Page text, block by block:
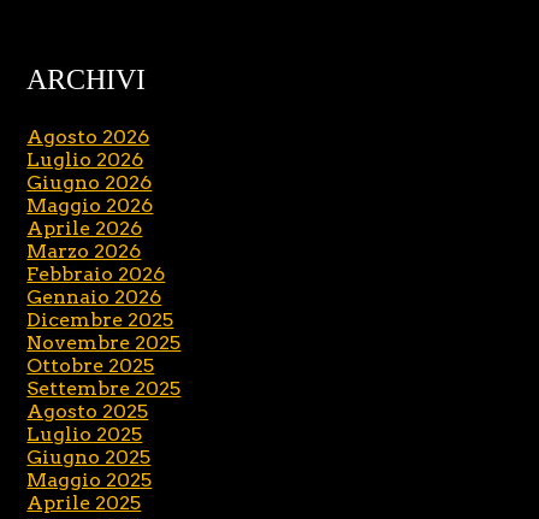
ARCHIVI
Agosto 2026
Luglio 2026
Giugno 2026
Maggio 2026
Aprile 2026
Marzo 2026
Febbraio 2026
Gennaio 2026
Dicembre 2025
Novembre 2025
Ottobre 2025
Settembre 2025
Agosto 2025
Luglio 2025
Giugno 2025
Maggio 2025
Aprile 2025